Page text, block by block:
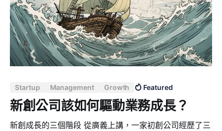
複雜的問題，其中兩個重要的變數是客單價（X 變數）和
客戶總數（Y 變數）。這兩個變數的選擇將直接影響您的
商業模式和產品樣態。 * 客單價：指的是您每個客戶的平
均消費金額。如果您的產品或服務價格較高，客單價可能
會高，但可能會限制客戶數量。相反，如果您的產品或服
務價格較低，客戶數量可能會增加，但客單價可能會下
獲得最大收益的最佳價格。 * 客戶總數：指的是您擁有的
客戶數量。這取決於您的市場規模、目標客戶群體以及您
的營銷策略。增加客戶數量可能會增加收入，但同時也可
能增
Startup Management Growth Featured
新創公司該如何驅動業務成長？
新創成長的三個階段 從廣義上講，一家初創公司經歷了三